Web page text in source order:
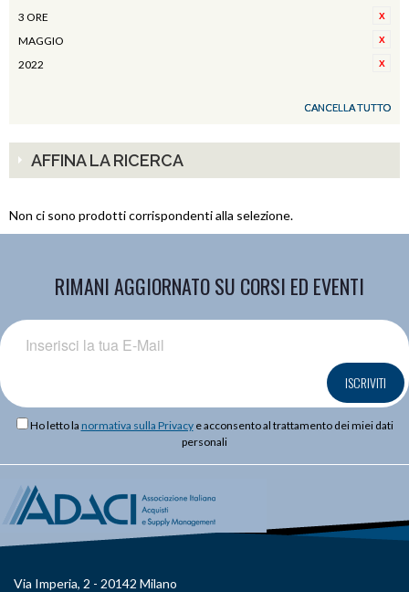
3 ORE
MAGGIO
2022
CANCELLA TUTTO
AFFINA LA RICERCA
Non ci sono prodotti corrispondenti alla selezione.
RIMANI AGGIORNATO SU CORSI ED EVENTI
ISCRIVITI
Ho letto la normativa sulla Privacye acconsento al trattamento dei miei dati
personali
Via Imperia, 2 - 20142 Milano